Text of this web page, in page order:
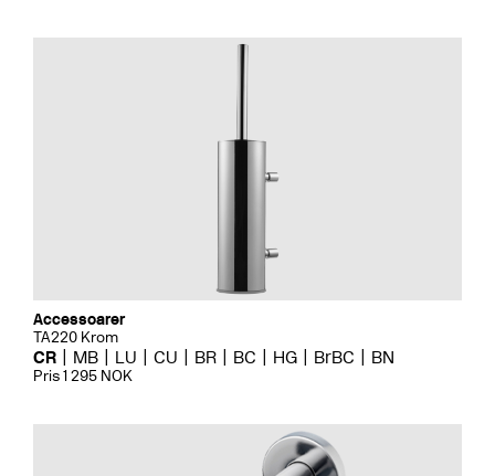
Accessoarer
TA220 Krom
CR MB LU CU BR BC HG BrBC BN
Pris 1 295 NOK